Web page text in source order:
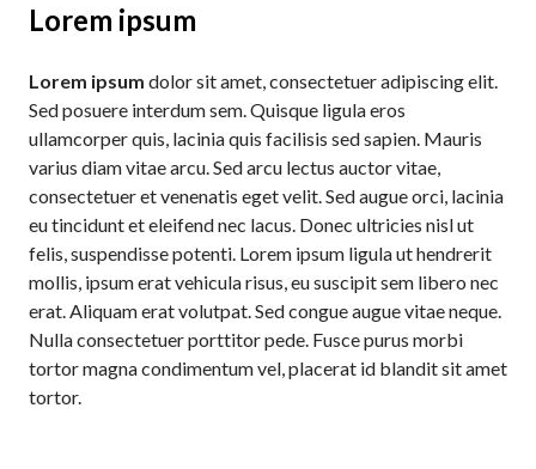
Lorem ipsum
Lorem ipsum dolor sit amet, consectetuer adipiscing elit.
Sed posuere interdum sem. Quisque ligula eros
ullamcorper quis, lacinia quis facilisis sed sapien. Mauris
varius diam vitae arcu. Sed arcu lectus auctor vitae,
consectetuer et venenatis eget velit. Sed augue orci, lacinia
eu tincidunt et eleifend nec lacus. Donec ultricies nisl ut
felis, suspendisse potenti. Lorem ipsum ligula ut hendrerit
mollis, ipsum erat vehicula risus, eu suscipit sem libero nec
erat. Aliquam erat volutpat. Sed congue augue vitae neque.
Nulla consectetuer porttitor pede. Fusce purus morbi
tortor magna condimentum vel, placerat id blandit sit amet
tortor.